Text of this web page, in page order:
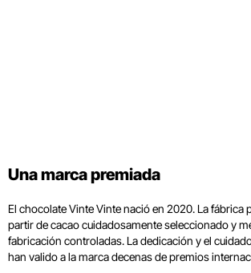
Una marca premiada
El chocolate Vinte Vinte nació en 2020. La fábrica
partir de cacao cuidadosamente seleccionado y
fabricación controladas. La dedicación y el
han valido a la marca decenas de premios